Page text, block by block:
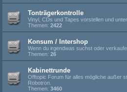
Tonträgerkontrolle
Vinyl, CDs und Tapes vorstellen und
Themen: 2422
Konsum / Intershop
Wenn du irgendwas suchst oder
Themen: 26
Kabinettrunde
Offtopic Forum für alles mögliche außer
Robotron.
Themen: 3460